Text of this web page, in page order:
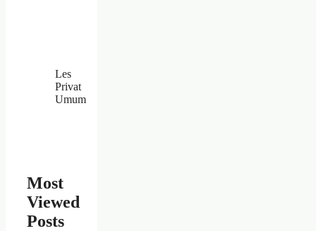
Les
Privat
Umum
Most
Viewed
Posts